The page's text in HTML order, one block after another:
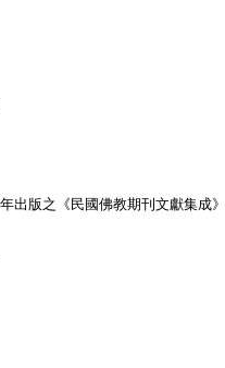
出版之《民國佛教期刊文獻集成